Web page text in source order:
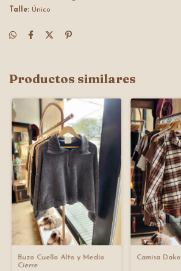
Talle: Único
Productos similares
Buzo Cuello Alto y Medio
Cierre
Camisa